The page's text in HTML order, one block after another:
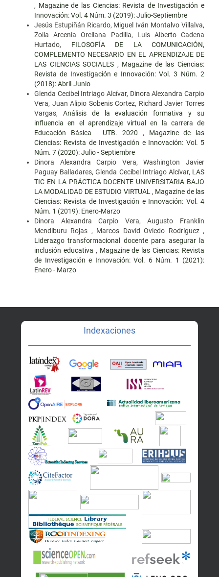
, Magazine de las Ciencias: Revista de Investigación e
Innovación: Vol. 4 Núm. 3 (2019): Julio-Septiembre
Jesús Estupiñán Ricardo, Miguel Iván Montalvo Villalva,
Zoila Arcenia Orellana Padilla, Luis Alberto Cadena
Hurtado, FILOSOFÍA DE LA COMUNICACIÓN,
COMPLEMENTO NECESARIO EN EL APRENDIZAJE DE
LAS CIENCIAS SOCIALES , Magazine de las Ciencias:
Revista de Investigación e Innovación: Vol. 3 Núm. 2
(2018): Abril-Junio
Glenda Cecibel Intriago Alcívar, Dinora Alexandra Carpio
Vera, Juan Alipio Sobenis Cortez, Richard Javier Torres
Vargas, Análisis de la evaluación formativa y su
influencia en el aprendizaje virtual en la carrera de
Educación Básica - UTB. 2020 , Magazine de las
Ciencias: Revista de Investigación e Innovación: Vol. 5
Núm. 7 (2020): Julio - Septiembre
Dinora Alexandra Carpio Vera, Washington Javier
Paguay Balladares, Glenda Cecibel Intriago Alcívar, LAS
TIC EN LA PRÁCTICA DOCENTE UNIVERSITARIA BAJO
LA MODALIDAD DE ESTUDIO VIRTUAL , Magazine de las
Ciencias: Revista de Investigación e Innovación: Vol. 4
Núm. 1 (2019): Enero-Marzo
Dinora Alexandra Carpio Vera, Augusto Franklin
Mendiburu Rojas , Marcos David Oviedo Rodríguez ,
Liderazgo transformacional docente para asegurar la
inclusión educativa , Magazine de las Ciencias: Revista
de Investigación e Innovación: Vol. 6 Núm. 1 (2021):
Enero - Marzo
Indexaciones